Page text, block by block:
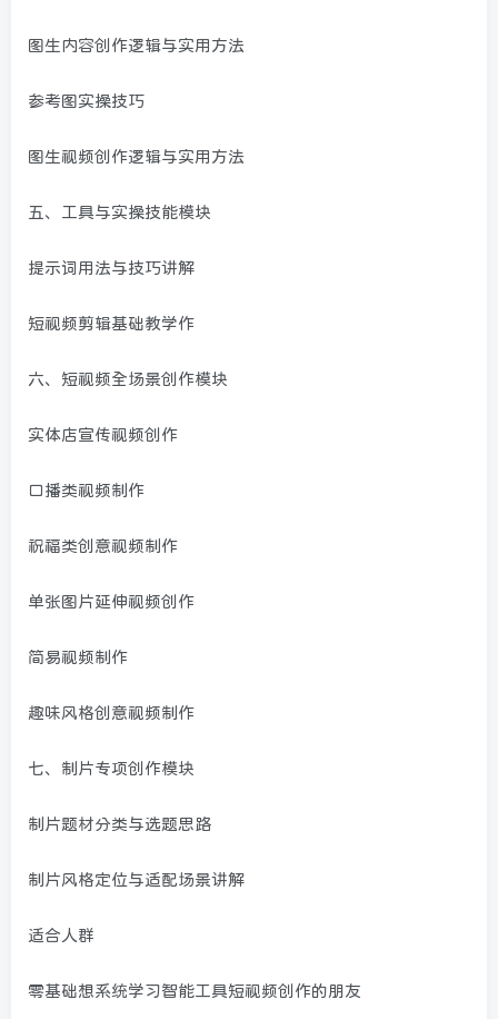
图生内容创作逻辑与实用方法
参考图实操技巧
图生视频创作逻辑与实用方法
五、工具与实操技能模块
提示词用法与技巧讲解
短视频剪辑基础教学作
六、短视频全场景创作模块
实体店宣传视频创作
口播类视频制作
祝福类创意视频制作
单张图片延伸视频创作
简易视频制作
趣味风格创意视频制作
七、制片专项创作模块
制片题材分类与选题思路
制片风格定位与适配场景讲解
适合人群
零基础想系统学习智能工具短视频创作的朋友